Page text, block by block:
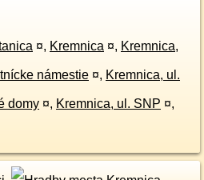
¤, Kremnica ¤, Kremnica,
námestie ¤, Kremnica, ul.
domy ¤, Kremnica, ul. SNP ¤,